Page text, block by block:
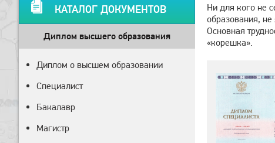
Ни для кого не
образования,
Основная
«корешка».
КАТАЛОГ ДОКУМЕНТОВ
Диплом высшего образования
Диплом о высшем образовании
Специалист
Бакалавр
Магистр